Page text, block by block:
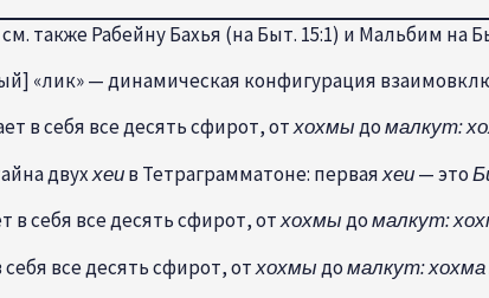
см. также Рабейну Бахья (на Быт. 15:1) и Мальбим на
«лик» — динамическая конфигурация
в себя все десять сфирот, отхохмыдомалкут:
двуххеив Тетраграмматоне: перваяхеи— это
в себя все десять сфирот, отхохмыдомалкут:
себя все десять сфирот, отхохмыдомалкут: хохма